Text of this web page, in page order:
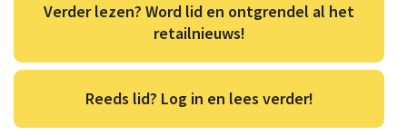
Verder lezen? Word lid en ontgrendel al het
retailnieuws!
Reeds lid? Log in en lees verder!